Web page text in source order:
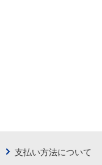
支払い方法について